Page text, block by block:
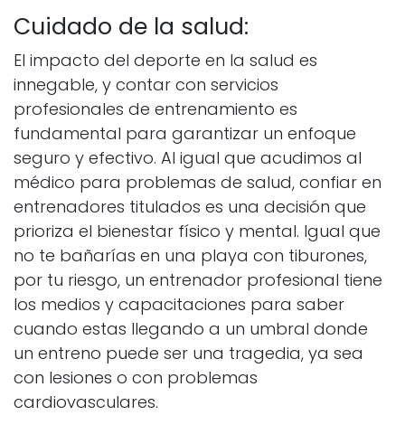
Cuidado de la salud:
El impacto del deporte en la salud es
innegable, y contar con servicios
profesionales de entrenamiento es
fundamental para garantizar un enfoque
seguro y efectivo. Al igual que acudimos al
médico para problemas de salud, confiar en
entrenadores titulados es una decisión que
prioriza el bienestar físico y mental. Igual que
no te bañarías en una playa con tiburones,
por tu riesgo, un entrenador profesional tiene
los medios y capacitaciones para saber
cuando estas llegando a un umbral donde
un entreno puede ser una tragedia, ya sea
con lesiones o con problemas
cardiovasculares.